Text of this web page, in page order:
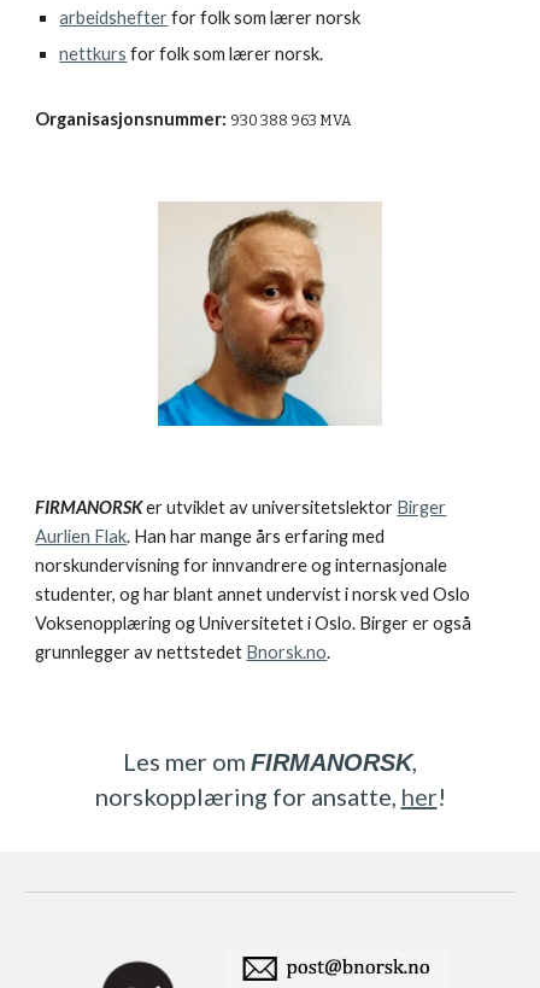
arbeidshefterfor folk som lærer norsk
nettkurs for folk som lærer norsk.
Organisasjonsnummer: 930 388 963 MVA
FIRMANORSKer utviklet av universitetslektor Birger
Aurlien Flak. Han har mange års erfaring med
norskundervisning for innvandrere og internasjonale
studenter, og har blant annet undervist i norsk ved Oslo
Voksenopplæring og Universitetet i Oslo. Birger er også
grunnlegger av nettstedet Bnorsk.no.
Les mer om FIRMANORSK,
norskopplæring for ansatte, her!